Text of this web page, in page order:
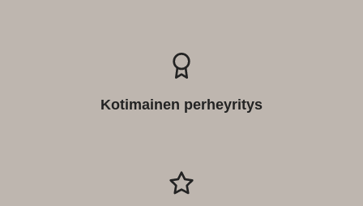
Kotimainen perheyritys